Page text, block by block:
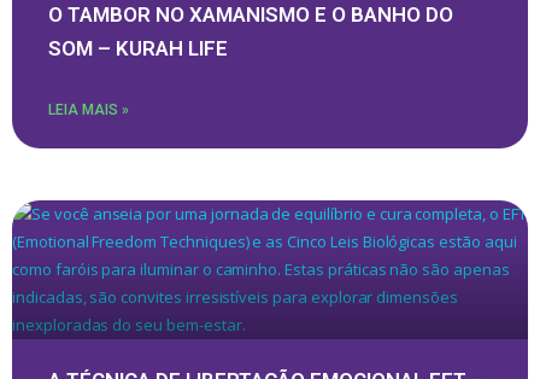
O TAMBOR NO XAMANISMO E O BANHO DO
SOM – KURAH LIFE
LEIA MAIS »